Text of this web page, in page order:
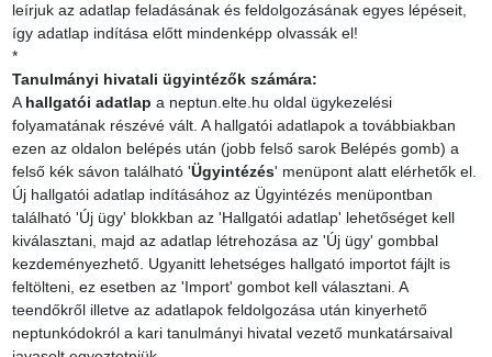
leírjuk az adatlap feladásának és feldolgozásának egyes lépéseit,
így adatlap indítása előtt mindenképp olvassák el!
*
Tanulmányi hivatali ügyintézők számára:
A hallgatói adatlap a neptun.elte.hu oldal ügykezelési
folyamatának részévé vált. A hallgatói adatlapok a továbbiakban
ezen az oldalon belépés után (jobb felső sarok Belépés gomb) a
felső kék sávon található 'Ügyintézés' menüpont alatt elérhetők el.
Új hallgatói adatlap indításához az Ügyintézés menüpontban
található 'Új ügy' blokkban az 'Hallgatói adatlap' lehetőséget kell
kiválasztani, majd az adatlap létrehozása az 'Új ügy' gombbal
kezdeményezhető. Ugyanitt lehetséges hallgató importot fájlt is
feltölteni, ez esetben az 'Import' gombot kell választani. A
teendőkről illetve az adatlapok feldolgozása után kinyerhető
neptunkódokról a kari tanulmányi hivatal vezető munkatársaival